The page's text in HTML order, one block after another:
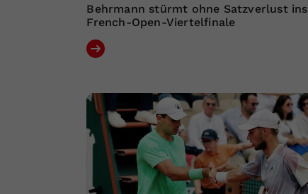
Behrmann stürmt ohne Satzverlust ins
French-Open-Viertelfinale